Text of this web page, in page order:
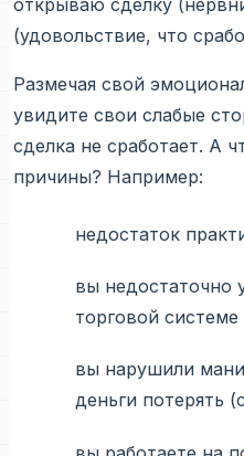
открываю сделку
(удовольствие, что
Размечая свой
увидите свои слабые
сделка не сработает. А
причины? Например:
недостаток
вы недостаточно
торговой
вы нарушили
деньги потерять